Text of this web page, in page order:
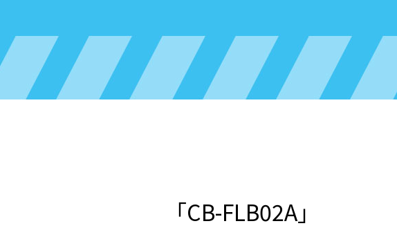
「CB-FLB02A」